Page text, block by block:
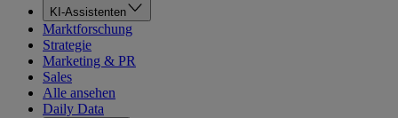
KI-Assistenten
Marktforschung
Strategie
Marketing & PR
Sales
Alle ansehen
Daily Data